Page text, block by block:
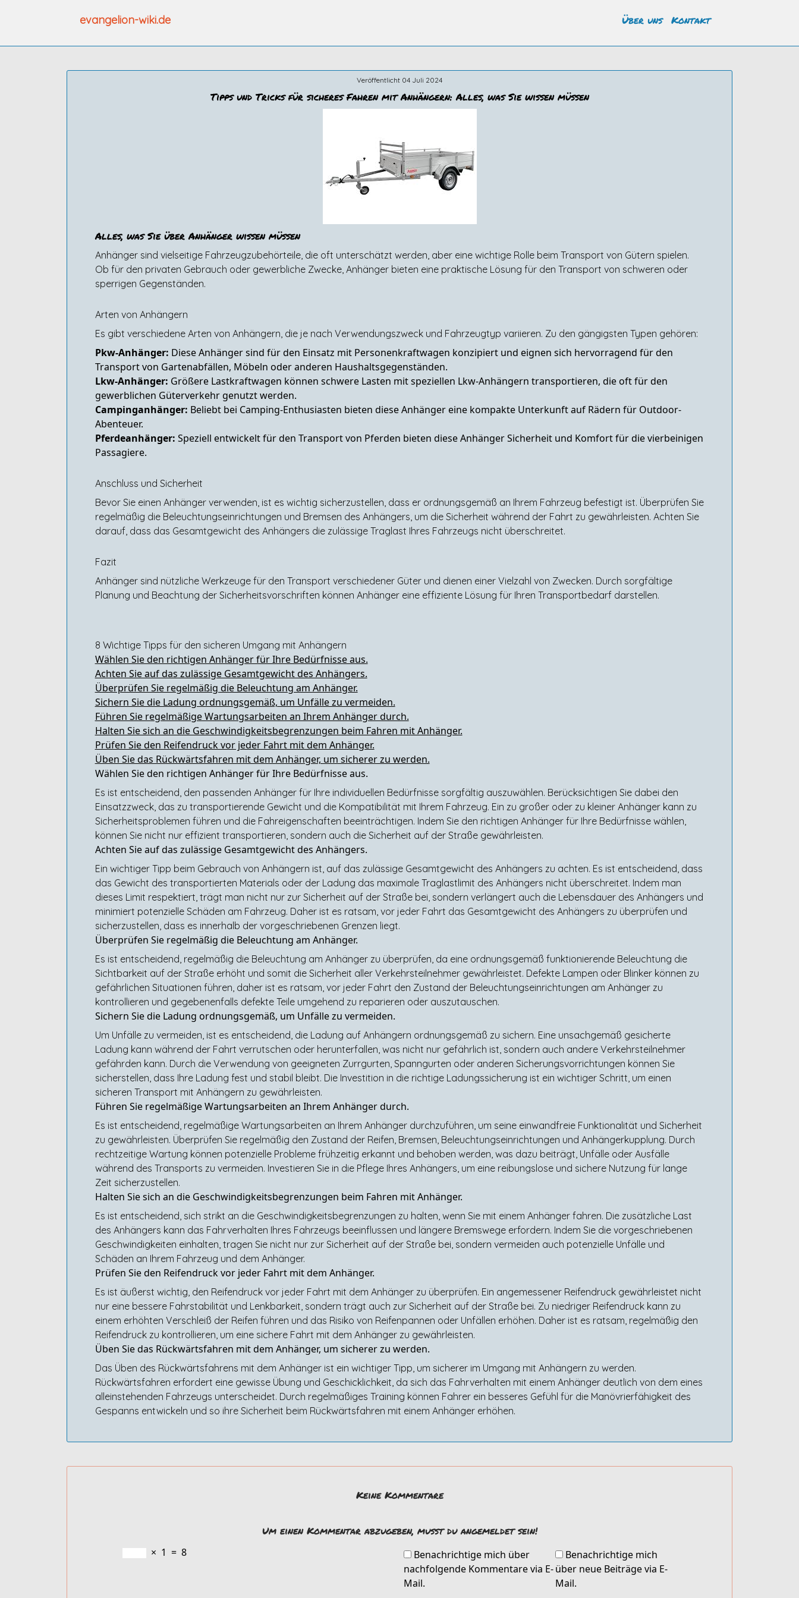
evangelion-wiki.de Über uns Kontakt
Veröffentlicht 04 Juli 2024
Tipps und Tricks für sicheres Fahren mit Anhängern: Alles, was Sie wissen müssen
Alles, was Sie über Anhänger wissen müssen
Anhänger sind vielseitige Fahrzeugzubehörteile, die oft unterschätzt werden, aber eine wichtige Rolle beim Transport von Gütern spielen.
Ob für den privaten Gebrauch oder gewerbliche Zwecke, Anhänger bieten eine praktische Lösung für den Transport von schweren oder
sperrigen Gegenständen.
Arten von Anhängern
Es gibt verschiedene Arten von Anhängern, die je nach Verwendungszweck und Fahrzeugtyp variieren. Zu den gängigsten Typen gehören:
Pkw-Anhänger: Diese Anhänger sind für den Einsatz mit Personenkraftwagen konzipiert und eignen sich hervorragend für den
Transport von Gartenabfällen, Möbeln oder anderen Haushaltsgegenständen.
Lkw-Anhänger: Größere Lastkraftwagen können schwere Lasten mit speziellen Lkw-Anhängern transportieren, die oft für den
gewerblichen Güterverkehr genutzt werden.
Campinganhänger: Beliebt bei Camping-Enthusiasten bieten diese Anhänger eine kompakte Unterkunft auf Rädern für Outdoor-
Abenteuer.
Pferdeanhänger: Speziell entwickelt für den Transport von Pferden bieten diese Anhänger Sicherheit und Komfort für die vierbeinigen
Passagiere.
Anschluss und Sicherheit
Bevor Sie einen Anhänger verwenden, ist es wichtig sicherzustellen, dass er ordnungsgemäß an Ihrem Fahrzeug befestigt ist. Überprüfen Sie
regelmäßig die Beleuchtungseinrichtungen und Bremsen des Anhängers, um die Sicherheit während der Fahrt zu gewährleisten. Achten Sie
darauf, dass das Gesamtgewicht des Anhängers die zulässige Traglast Ihres Fahrzeugs nicht überschreitet.
Fazit
Anhänger sind nützliche Werkzeuge für den Transport verschiedener Güter und dienen einer Vielzahl von Zwecken. Durch sorgfältige
Planung und Beachtung der Sicherheitsvorschriften können Anhänger eine effiziente Lösung für Ihren Transportbedarf darstellen.
8 Wichtige Tipps für den sicheren Umgang mit Anhängern
Wählen Sie den richtigen Anhänger für Ihre Bedürfnisse aus.
Achten Sie auf das zulässige Gesamtgewicht des Anhängers.
Überprüfen Sie regelmäßig die Beleuchtung am Anhänger.
Sichern Sie die Ladung ordnungsgemäß, um Unfälle zu vermeiden.
Führen Sie regelmäßige Wartungsarbeiten an Ihrem Anhänger durch.
Halten Sie sich an die Geschwindigkeitsbegrenzungen beim Fahren mit Anhänger.
Prüfen Sie den Reifendruck vor jeder Fahrt mit dem Anhänger.
Üben Sie das Rückwärtsfahren mit dem Anhänger, um sicherer zu werden.
Wählen Sie den richtigen Anhänger für Ihre Bedürfnisse aus.
Es ist entscheidend, den passenden Anhänger für Ihre individuellen Bedürfnisse sorgfältig auszuwählen. Berücksichtigen Sie dabei den
Einsatzzweck, das zu transportierende Gewicht und die Kompatibilität mit Ihrem Fahrzeug. Ein zu großer oder zu kleiner Anhänger kann zu
Sicherheitsproblemen führen und die Fahreigenschaften beeinträchtigen. Indem Sie den richtigen Anhänger für Ihre Bedürfnisse wählen,
können Sie nicht nur effizient transportieren, sondern auch die Sicherheit auf der Straße gewährleisten.
Achten Sie auf das zulässige Gesamtgewicht des Anhängers.
Ein wichtiger Tipp beim Gebrauch von Anhängern ist, auf das zulässige Gesamtgewicht des Anhängers zu achten. Es ist entscheidend, dass
das Gewicht des transportierten Materials oder der Ladung das maximale Traglastlimit des Anhängers nicht überschreitet. Indem man
dieses Limit respektiert, trägt man nicht nur zur Sicherheit auf der Straße bei, sondern verlängert auch die Lebensdauer des Anhängers und
minimiert potenzielle Schäden am Fahrzeug. Daher ist es ratsam, vor jeder Fahrt das Gesamtgewicht des Anhängers zu überprüfen und
sicherzustellen, dass es innerhalb der vorgeschriebenen Grenzen liegt.
Überprüfen Sie regelmäßig die Beleuchtung am Anhänger.
Es ist entscheidend, regelmäßig die Beleuchtung am Anhänger zu überprüfen, da eine ordnungsgemäß funktionierende Beleuchtung die
Sichtbarkeit auf der Straße erhöht und somit die Sicherheit aller Verkehrsteilnehmer gewährleistet. Defekte Lampen oder Blinker können zu
gefährlichen Situationen führen, daher ist es ratsam, vor jeder Fahrt den Zustand der Beleuchtungseinrichtungen am Anhänger zu
kontrollieren und gegebenenfalls defekte Teile umgehend zu reparieren oder auszutauschen.
Sichern Sie die Ladung ordnungsgemäß, um Unfälle zu vermeiden.
Um Unfälle zu vermeiden, ist es entscheidend, die Ladung auf Anhängern ordnungsgemäß zu sichern. Eine unsachgemäß gesicherte
Ladung kann während der Fahrt verrutschen oder herunterfallen, was nicht nur gefährlich ist, sondern auch andere Verkehrsteilnehmer
gefährden kann. Durch die Verwendung von geeigneten Zurrgurten, Spanngurten oder anderen Sicherungsvorrichtungen können Sie
sicherstellen, dass Ihre Ladung fest und stabil bleibt. Die Investition in die richtige Ladungssicherung ist ein wichtiger Schritt, um einen
sicheren Transport mit Anhängern zu gewährleisten.
Führen Sie regelmäßige Wartungsarbeiten an Ihrem Anhänger durch.
Es ist entscheidend, regelmäßige Wartungsarbeiten an Ihrem Anhänger durchzuführen, um seine einwandfreie Funktionalität und Sicherheit
zu gewährleisten. Überprüfen Sie regelmäßig den Zustand der Reifen, Bremsen, Beleuchtungseinrichtungen und Anhängerkupplung. Durch
rechtzeitige Wartung können potenzielle Probleme frühzeitig erkannt und behoben werden, was dazu beiträgt, Unfälle oder Ausfälle
während des Transports zu vermeiden. Investieren Sie in die Pflege Ihres Anhängers, um eine reibungslose und sichere Nutzung für lange
Zeit sicherzustellen.
Halten Sie sich an die Geschwindigkeitsbegrenzungen beim Fahren mit Anhänger.
Es ist entscheidend, sich strikt an die Geschwindigkeitsbegrenzungen zu halten, wenn Sie mit einem Anhänger fahren. Die zusätzliche Last
des Anhängers kann das Fahrverhalten Ihres Fahrzeugs beeinflussen und längere Bremswege erfordern. Indem Sie die vorgeschriebenen
Geschwindigkeiten einhalten, tragen Sie nicht nur zur Sicherheit auf der Straße bei, sondern vermeiden auch potenzielle Unfälle und
Schäden an Ihrem Fahrzeug und dem Anhänger.
Prüfen Sie den Reifendruck vor jeder Fahrt mit dem Anhänger.
Es ist äußerst wichtig, den Reifendruck vor jeder Fahrt mit dem Anhänger zu überprüfen. Ein angemessener Reifendruck gewährleistet nicht
nur eine bessere Fahrstabilität und Lenkbarkeit, sondern trägt auch zur Sicherheit auf der Straße bei. Zu niedriger Reifendruck kann zu
einem erhöhten Verschleiß der Reifen führen und das Risiko von Reifenpannen oder Unfällen erhöhen. Daher ist es ratsam, regelmäßig den
Reifendruck zu kontrollieren, um eine sichere Fahrt mit dem Anhänger zu gewährleisten.
Üben Sie das Rückwärtsfahren mit dem Anhänger, um sicherer zu werden.
Das Üben des Rückwärtsfahrens mit dem Anhänger ist ein wichtiger Tipp, um sicherer im Umgang mit Anhängern zu werden.
Rückwärtsfahren erfordert eine gewisse Übung und Geschicklichkeit, da sich das Fahrverhalten mit einem Anhänger deutlich von dem eines
alleinstehenden Fahrzeugs unterscheidet. Durch regelmäßiges Training können Fahrer ein besseres Gefühl für die Manövrierfähigkeit des
Gespanns entwickeln und so ihre Sicherheit beim Rückwärtsfahren mit einem Anhänger erhöhen.
Keine Kommentare
Um einen Kommentar abzugeben, musst du angemeldet sein!
× 1 = 8
Benachrichtige mich über
nachfolgende Kommentare via E-
Mail.
Benachrichtige mich
über neue Beiträge via E-
Mail.